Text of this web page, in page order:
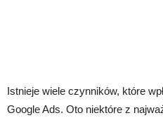
Istnieje wiele czynników, które
Google Ads. Oto niektóre z